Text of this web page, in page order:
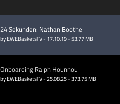
24 Sekunden: Nathan Boothe
by EWEBasketsTV - 17.10.19 - 53.77 MB
Onboarding Ralph Hounnou
by EWEBasketsTV - 25.08.25 - 373.75 MB